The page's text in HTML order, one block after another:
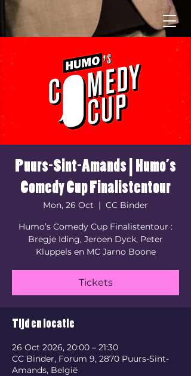
Puurs-Sint-Amands | Humo’s
Comedy Cup Finalistentour
Mon, 26 Oct
  |
CC Binder
Humo’s Comedy Cup Finalistentour :
Bregje Iding, Jeroen Dyck, Peter
Kluppels en MC Jarno Boone
Tickets
Tijd en locatie
26 Oct 2026, 20:00 – 21:30
CC Binder, Forum 9, 2870 Puurs-Sint-
Amands, België